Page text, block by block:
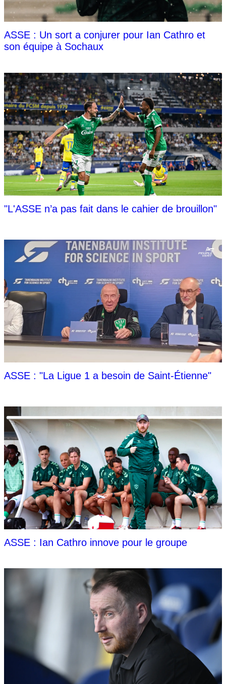
ASSE : Un sort a conjurer pour Ian Cathro et
son équipe à Sochaux
"L'ASSE n’a pas fait dans le cahier de brouillon"
ASSE : "La Ligue 1 a besoin de Saint-Étienne"
ASSE : Ian Cathro innove pour le groupe